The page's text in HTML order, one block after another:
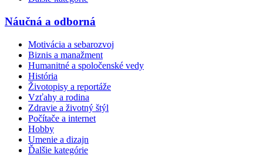
Náučná a odborná
Motivácia a sebarozvoj
Biznis a manažment
Humanitné a spoločenské vedy
História
Životopisy a reportáže
Vzťahy a rodina
Zdravie a životný štýl
Počítače a internet
Hobby
Umenie a dizajn
Ďalšie kategórie